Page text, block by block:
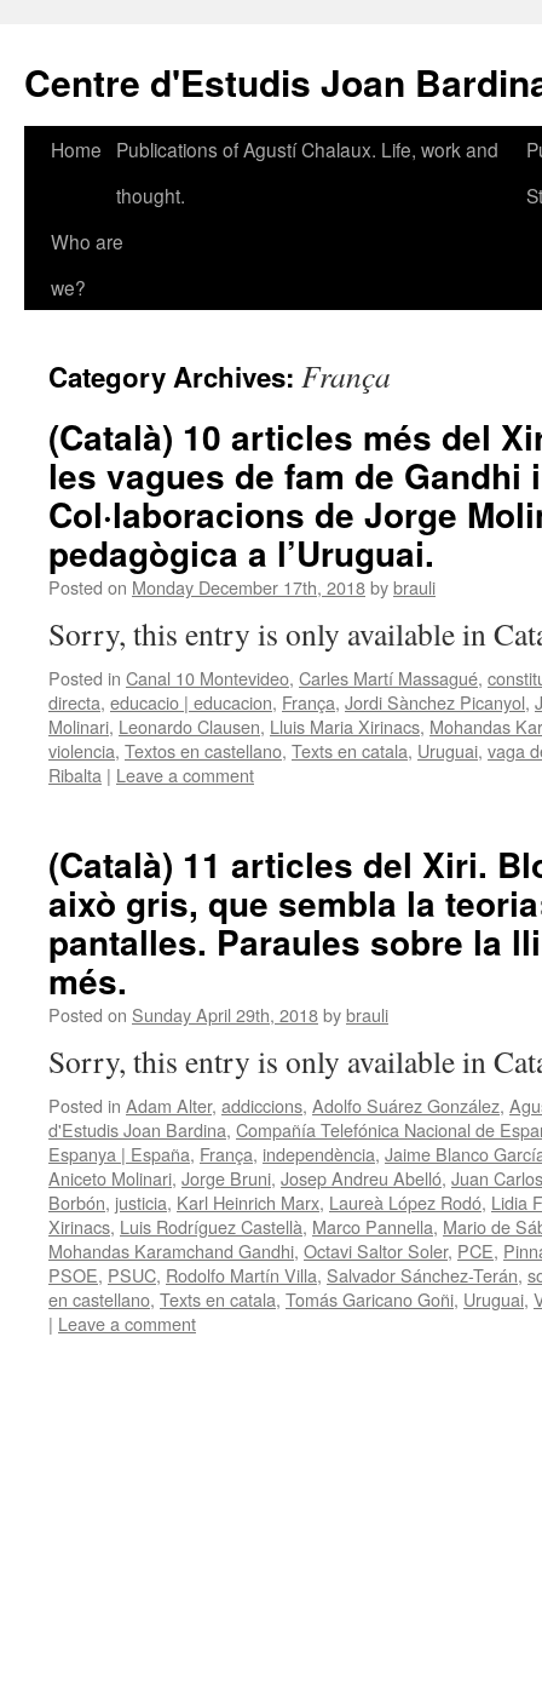
content
Centre d'Estudis Joan
Home
Publications of Agustí Chalaux. Life, work and
thought.
Who are
we?
Category Archives: França
(Català) 10 articles més del
les vagues de fam de Gandhi
Col·laboracions de Jorge
pedagògica a l’Uruguai.
Posted on Monday December 17th, 2018bybrauli
Sorry, this entry is only available in
Posted in Canal 10 Montevideo, Carles Martí Massagué,
directa, educacio | educacion, França, Jordi Sànchez Picanyol,
Molinari, Leonardo Clausen, Lluis Maria Xirinacs, Mohandas
violencia, Textos en castellano, Texts en catala, Uruguai, vaga
Ribalta | Leave a comment
(Català) 11 articles del Xiri.
això gris, que sembla la
pantalles. Paraules sobre la
més.
Posted on Sunday April 29th, 2018bybrauli
Sorry, this entry is only available in
Posted in Adam Alter, addiccions, Adolfo Suárez González,
d'Estudis Joan Bardina, Compañía Telefónica Nacional de
Espanya | España, França, independència, Jaime Blanco
Aniceto Molinari, Jorge Bruni, Josep Andreu Abelló, Juan
Borbón, justicia, Karl Heinrich Marx, Laureà López Rodó, Lidia
Xirinacs, Luis Rodríguez Castellà, Marco Pannella, Mario de
Mohandas Karamchand Gandhi, Octavi Saltor Soler, PCE,
PSOE, PSUC, Rodolfo Martín Villa, Salvador Sánchez-Terán,
en castellano, Texts en catala, Tomás Garicano Goñi, Uruguai,
| Leave a comment